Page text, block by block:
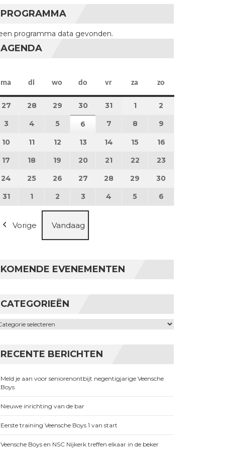
PROGRAMMA
programma data gevonden.
AGENDA
ma maandag
di dinsdag
wo woensdag
do donderdag
vr vrijdag
za zaterdag
zo
27 27 juli 2026
28 28 juli 2026
29 29 juli 2026
3030 juli 2026
31 31 juli 2026
11 augustus 2026
2
3 3 augustus 2026
4 4 augustus 2026
55 augustus 2026
6 6 augustus 2026
7 7 augustus 2026
8 8 augustus 2026
9
10 10 augustus 2026
11 11 augustus 2026
12 12 augustus 2026
13 13 augustus 2026
14 14 augustus 2026
15 15 augustus 2026
16
17 17 augustus 2026
18 18 augustus 2026
19 19 augustus 2026
20 20 augustus 2026
21 21 augustus 2026
22 22 augustus 2026
23
24 24 augustus 2026
25 25 augustus 2026
26 26 augustus 2026
27 27 augustus 2026
28 28 augustus 2026
29 29 augustus 2026
30
3131 augustus 2026
1 1 september 2026
2 2 september 2026
3 3 september 2026
4 4 september 2026
5 5 september 2026
6
Vorige Vandaag
KOMENDE EVENEMENTEN
CATEGORIEËN
RECENTE BERICHTEN
Meld je aan voor seniorenontbijt negentigjarige Veensche
Boys
Nieuwe inrichting van de bar
Eerste training Veensche Boys 1 van start
Veensche Boys en NSC Nijkerk treffen elkaar in de beker